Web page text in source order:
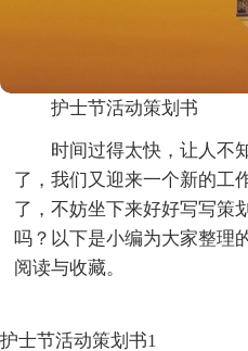
护士节活动策划书
时间过得太快，让人不
了，我们又迎来一个新的工
了，不妨坐下来好好写写策
吗？以下是小编为大家整理
阅读与收藏。
护士节活动策划书1